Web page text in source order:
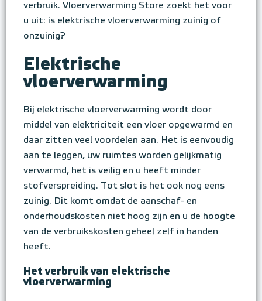
verbruik. Vloerverwarming Store zoekt het voor
u uit: is elektrische vloerverwarming zuinig of
onzuinig?
Elektrische
vloerverwarming
Bij elektrische vloerverwarming wordt door
middel van elektriciteit een vloer opgewarmd en
daar zitten veel voordelen aan. Het is eenvoudig
aan te leggen, uw ruimtes worden gelijkmatig
verwarmd, het is veilig en u heeft minder
stofverspreiding. Tot slot is het ook nog eens
zuinig. Dit komt omdat de aanschaf- en
onderhoudskosten niet hoog zijn en u de hoogte
van de verbruikskosten geheel zelf in handen
heeft.
Het verbruik van elektrische
vloerverwarming